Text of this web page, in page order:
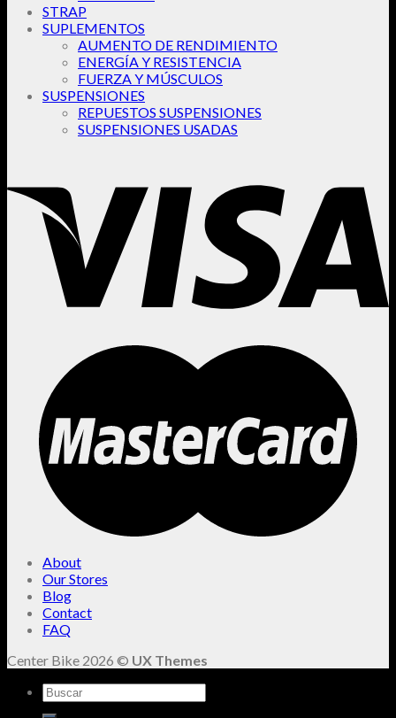
STRAP
SUPLEMENTOS
AUMENTO DE RENDIMIENTO
ENERGÍA Y RESISTENCIA
FUERZA Y MÚSCULOS
SUSPENSIONES
REPUESTOS SUSPENSIONES
SUSPENSIONES USADAS
About
Our Stores
Blog
Contact
FAQ
Center Bike 2026 © UX Themes
Buscar
por: